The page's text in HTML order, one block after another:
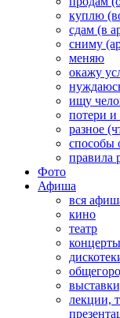
куплю
сдам (в
сниму
меняю
окажу
ищу
потери
разное
способы
правила
Фото
Афиша
вся
кино
театр
лекции,